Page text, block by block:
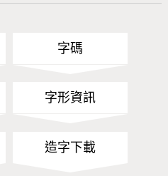
字碼
字形資訊
造字下載